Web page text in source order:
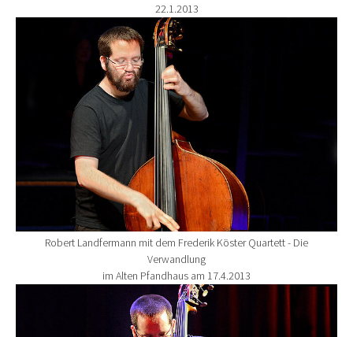
22.1.2013
Show larger version for:
Robert Landfermann mit dem Frederik Köster Quartett - Die
Verwandlung
im Alten Pfandhaus am 17.4.2013
Show larger version for: